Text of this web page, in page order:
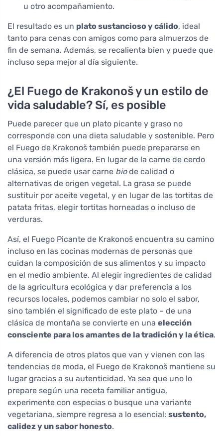
u otro acompañamiento.
El resultado es un plato sustancioso y cálido, ideal
tanto para cenas con amigos como para almuerzos de
fin de semana. Además, se recalienta bien y puede que
incluso sepa mejor al día siguiente.
¿El Fuego de Krakonoš y un estilo de
vida saludable? Sí, es posible
Puede parecer que un plato picante y graso no
corresponde con una dieta saludable y sostenible. Pero
el Fuego de Krakonoš también puede prepararse en
una versión más ligera. En lugar de la carne de cerdo
clásica, se puede usar carne biode calidad o
alternativas de origen vegetal. La grasa se puede
sustituir por aceite vegetal, y en lugar de las tortitas de
patata fritas, elegir tortitas horneadas o incluso de
verduras.
Así, el Fuego Picante de Krakonoš encuentra su camino
incluso en las cocinas modernas de personas que
cuidan la composición de sus alimentos y su impacto
en el medio ambiente. Al elegir ingredientes de calidad
de la agricultura ecológica y dar preferencia a los
recursos locales, podemos cambiar no solo el sabor,
sino también el significado de este plato – de una
clásica de montaña se convierte en una elección
consciente para los amantes de la tradición y la ética.
A diferencia de otros platos que van y vienen con las
tendencias de moda, el Fuego de Krakonoš mantiene su
lugar gracias a su autenticidad. Ya sea que uno lo
prepare según una receta familiar antigua,
experimente con especias o busque una variante
vegetariana, siempre regresa a lo esencial: sustento,
calidez y un sabor honesto.